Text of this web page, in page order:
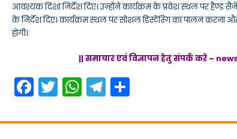
आवश्यक दिशा निर्देश दिए। उन्होंने कार्यक्रम के प्रवेश स्थल पर हैण्ड
के निर्देश दिए। कार्यक्रम स्थल पर सोशल डिस्टेंस्गि का पालन
होगी।
|| समाचार एवं विज्ञापन हेतु संपर्क करे –
F
a
c
T
w
itt
W
h
a
T
el
e
S
ar